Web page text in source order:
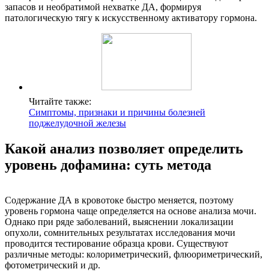
запасов и необратимой нехватке ДА, формируя
патологическую тягу к искусственному активатору гормона.
Читайте также:
Симптомы, признаки и причины болезней
поджелудочной железы
Какой анализ позволяет определить
уровень дофамина: суть метода
Содержание ДА в кровотоке быстро меняется, поэтому
уровень гормона чаще определяется на основе анализа мочи.
Однако при ряде заболеваний, выяснении локализации
опухоли, сомнительных результатах исследования мочи
проводится тестирование образца крови. Существуют
различные методы: колориметрический, флюориметрический,
фотометрический и др.